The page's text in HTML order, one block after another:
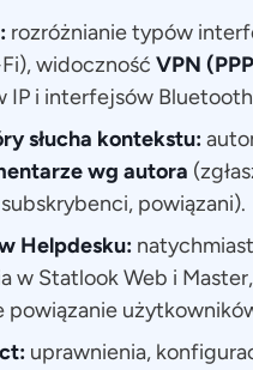
rozróżnianie typów
widoczność VPN
IP i interfejsów
słucha kontekstu:
wg autora
powiązani).
Helpdesku:
w Statlook Web i
powiązanie
uprawnienia,